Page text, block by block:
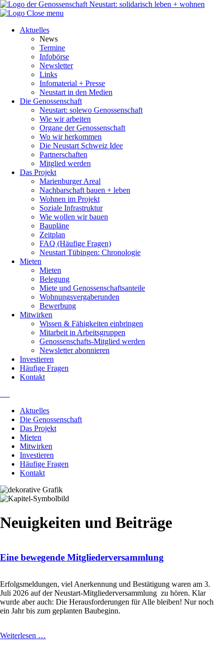
Close menu
Aktuelles
News
Termine
Infobörse
Newsletter
Links
Infomaterial + Presse
Neustart in den Medien
Die Genossenschaft
Neustart: solewo Genossenschaft
Wie wir arbeiten
Organe der Genossenschaft
Wo wir herkommen
Die Neustart Schweiz Idee
Partnerschaften
Mitglied werden
Das Projekt
Marienburger Areal
Nachbarschaft bauen + leben
Wohnen im Projekt
Soziale Infrastruktur
Wie wollen wir bauen
Baupläne
Zeitplan
FAQ (Häufige Fragen)
Neustart Tübingen: Chronologie
Mieten
Mieten
Belegung
Miete und Genossenschaftsanteile
Wohnungsvergaberunden
Bewerbung
Mitwirken
Wissen & Fähigkeiten einbringen
Mitarbeit in Arbeitsgruppen
Genossenschafts-Mitglied werden
Newsletter abonnieren
Investieren
Häufige Fragen
Kontakt
überspringen
Aktuelles
Die Genossenschaft
Das Projekt
Mieten
Mitwirken
Investieren
Häufige Fragen
Kontakt
Neuigkeiten und Beiträge
Eine bewegende Mitgliederversammlung
Erfolgsmeldungen, viel Anerkennung und Bestätigung waren am 3.
Juli 2026 auf der Neustart-Mitgliederversammlung zu hören. Klar
wurde aber auch: Die Herausforderungen für Alle bleiben! Nur noch
ein Jahr bis zum geplanten Baubeginn.
Weiterlesen …